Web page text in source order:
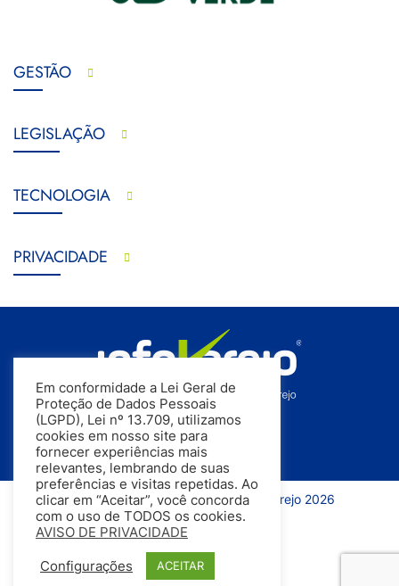
GESTÃO
LEGISLAÇÃO
TECNOLOGIA
PRIVACIDADE
Todos os direitos reservados | InfoVarejo 2026
Em conformidade a Lei Geral de
Proteção de Dados Pessoais
(LGPD), Lei nº 13.709, utilizamos
cookies em nosso site para
fornecer experiências mais
relevantes, lembrando de suas
preferências e visitas repetidas. Ao
clicar em “Aceitar”, você concorda
com o uso de TODOS os cookies.
AVISO DE PRIVACIDADE
Configurações ACEITAR